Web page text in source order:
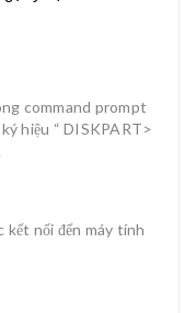
command prompt
hiệu “ DISKPART>
kết nối đến máy tính